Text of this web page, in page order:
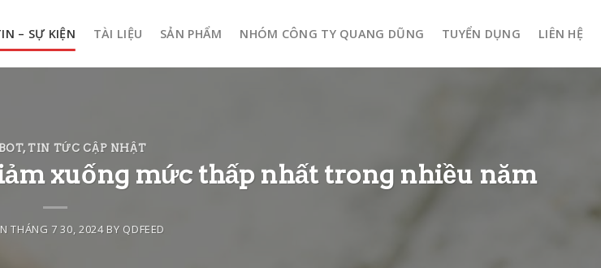
– SỰ KIỆN TÀI LIỆU SẢN PHẨM NHÓM CÔNG TY QUANG DŨNG TUYỂN DỤNG LIÊN HỆ
, TIN TỨC CẬP NHẬT
xuống mức thấp nhất trong nhiều năm
THÁNG 7 30, 2024BY QDFEED